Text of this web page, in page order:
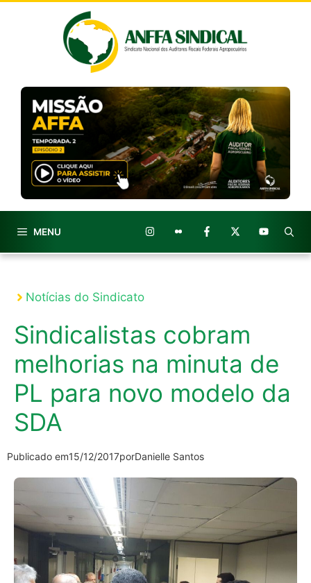
MENU
Notícias do Sindicato
Sindicalistas cobram
melhorias na minuta de
PL para novo modelo da
SDA
Publicado em15/12/2017porDanielle Santos